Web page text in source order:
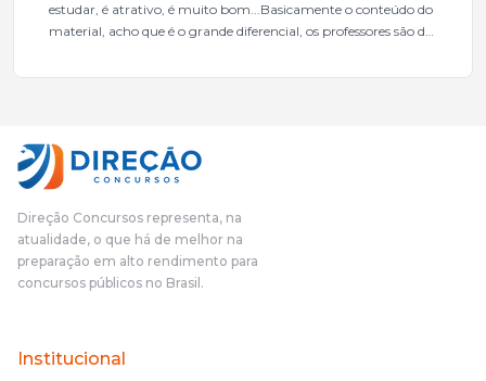
estudar, é atrativo, é muito bom...Basicamente o conteúdo do
material, acho que é o grande diferencial, os professores são de
mais excelentes cargos da administração pública.Eu sempre
pudesse enxergar o que eu errei e corrigir minha rota.E além
das aulas vocês(Direção Concursos), que fizeram um
o aluno, além de ter que estudar, ele tem que perder tempo
fazendo um cronograma, num pós- edital é muito
complicado, é uma avalanche de informação, então vocês
terem feito isso é muito bacana, porque quando eu me sentia
no volume de matérias.
Direção Concursos representa, na
atualidade, o que há de melhor na
preparação em alto rendimento para
concursos públicos no Brasil.
Institucional